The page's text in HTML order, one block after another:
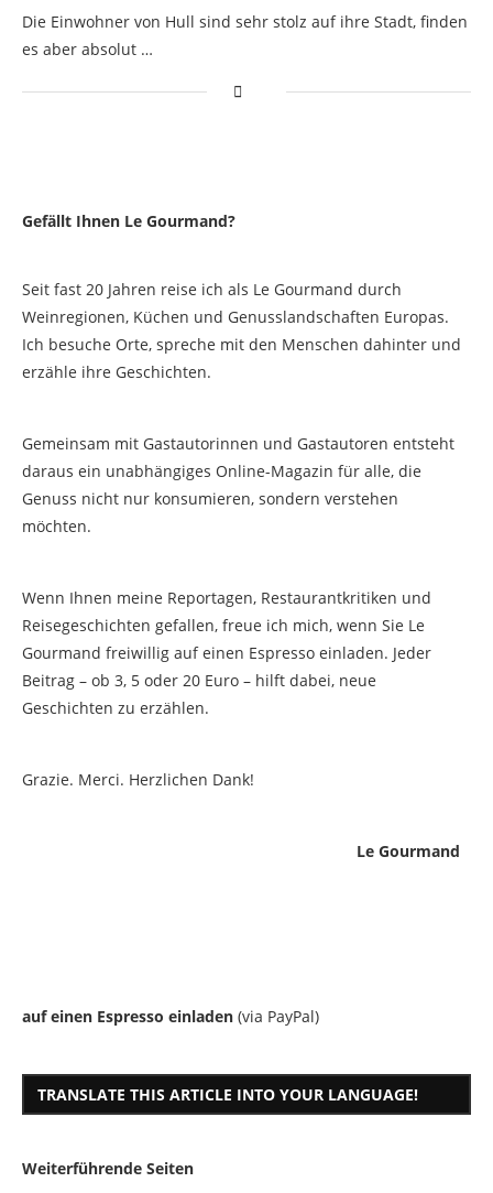
Die Einwohner von Hull sind sehr stolz auf ihre Stadt, finden
es aber absolut …
Gefällt Ihnen Le Gourmand?
Seit fast 20 Jahren reise ich als Le Gourmand durch
Weinregionen, Küchen und Genusslandschaften Europas.
Ich besuche Orte, spreche mit den Menschen dahinter und
erzähle ihre Geschichten.
Gemeinsam mit Gastautorinnen und Gastautoren entsteht
daraus ein unabhängiges Online-Magazin für alle, die
Genuss nicht nur konsumieren, sondern verstehen
möchten.
Wenn Ihnen meine Reportagen, Restaurantkritiken und
Reisegeschichten gefallen, freue ich mich, wenn Sie Le
Gourmand freiwillig auf einen Espresso einladen. Jeder
Beitrag – ob 3, 5 oder 20 Euro – hilft dabei, neue
Geschichten zu erzählen.
Grazie. Merci. Herzlichen Dank!
Le Gourmand
auf einen Espresso einladen (via PayPal)
TRANSLATE THIS ARTICLE INTO YOUR LANGUAGE!
Weiterführende Seiten